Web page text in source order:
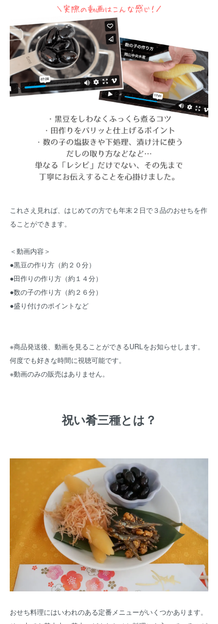
これさえ見れば、はじめての方でも年末２日で３品のおせちを作
ることができます。
＜動画内容＞
●黒豆の作り方（約２０分）
●田作りの作り方（約１４分）
●数の子の作り方（約２６分）
●盛り付けのポイントなど
※商品発送後、動画を見ることができるURLをお知らせします。
何度でも好きな時間に視聴可能です。
※動画のみの販売はありません。
祝い肴三種とは？
おせち料理にはいわれのある定番メニューがいくつかあります。